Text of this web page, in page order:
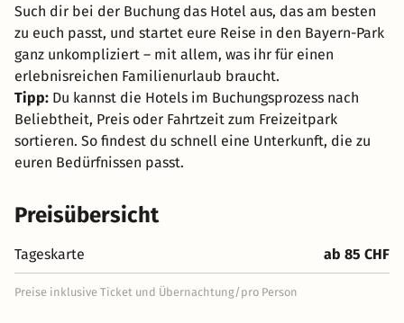
Such dir bei der Buchung das Hotel aus, das am besten
zu euch passt, und startet eure Reise in den Bayern-Park
ganz unkompliziert – mit allem, was ihr für einen
erlebnisreichen Familienurlaub braucht.
Tipp: Du kannst die Hotels im Buchungsprozess nach
Beliebtheit, Preis oder Fahrtzeit zum Freizeitpark
sortieren. So findest du schnell eine Unterkunft, die zu
euren Bedürfnissen passt.
Preisübersicht
Tageskarte ab 85 CHF
Preise inklusive Ticket und Übernachtung/pro Person